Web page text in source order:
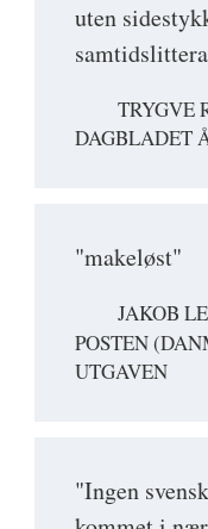
uten
TRYGVE
DAGBLADET
"makeløst"
JAKOB
POSTEN
UTGAVEN
"Ingen